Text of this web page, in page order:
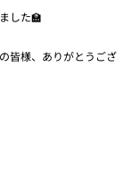
した🏫
皆様、ありがとうござ